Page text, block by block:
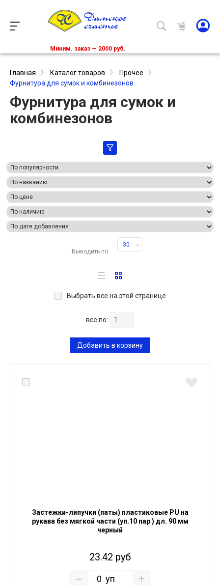
Миним. заказ — 2000 руб.
Главная Каталог товаров
Прочее
Фурнитура для сумок и комбинезонов
Фурнитура для сумок и
комбинезонов
Выводить по:
30
Выбрать все на этой странице
все по:
Добавить в корзину
Застежки-липучки (паты) пластиковые PU на
рукава без мягкой части (уп.10 пар ) дл. 90 мм
черный
23.42 руб
уп